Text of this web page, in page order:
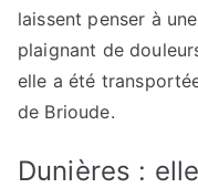
laissent penser à
plaignant de
elle a été
de Brioude.
Dunières :